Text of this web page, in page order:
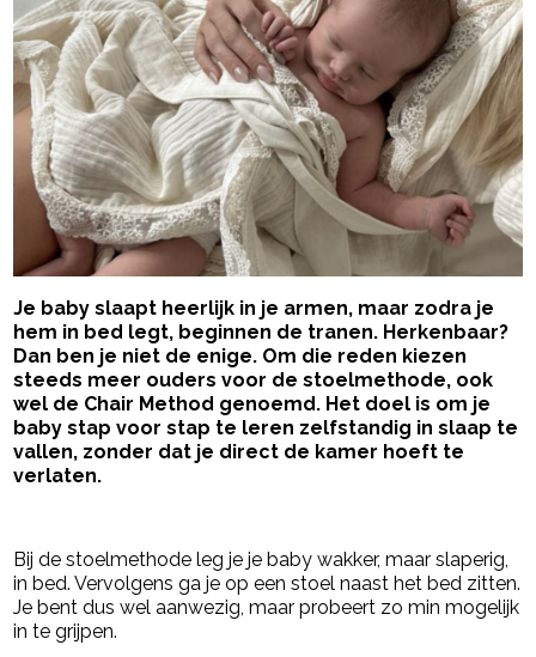
Je baby slaapt heerlijk in je armen, maar zodra je
hem in bed legt, beginnen de tranen. Herkenbaar?
Dan ben je niet de enige. Om die reden kiezen
steeds meer ouders voor de stoelmethode, ook
wel de Chair Method genoemd. Het doel is om je
baby stap voor stap te leren zelfstandig in slaap te
vallen, zonder dat je direct de kamer hoeft te
verlaten.
Bij de stoelmethode leg je je baby wakker, maar slaperig,
in bed. Vervolgens ga je op een stoel naast het bed zitten.
Je bent dus wel aanwezig, maar probeert zo min mogelijk
in te grijpen.